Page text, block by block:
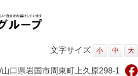
文字サイズ 小 中 大
口県岩国市周東町上久原298-1